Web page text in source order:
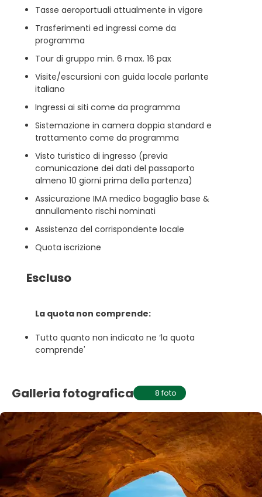
Tasse aeroportuali attualmente in vigore
Trasferimenti ed ingressi come da
programma
Tour di gruppo min. 6 max. 16 pax
Visite/escursioni con guida locale parlante
italiano
Ingressi ai siti come da programma
Sistemazione in camera doppia standard e
trattamento come da programma
Visto turistico di ingresso (previa
comunicazione dei dati del passaporto
almeno 10 giorni prima della partenza)
Assicurazione IMA medico bagaglio base &
annullamento rischi nominati
Assistenza del corrispondente locale
Quota iscrizione
Escluso
La quota non comprende:
Tutto quanto non indicato ne ‘la quota
comprende'
Galleria fotografica 8 foto